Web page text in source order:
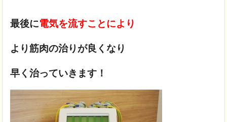
最後に電気を流すことにより
より筋肉の治りが良くなり
早く治っていきます！